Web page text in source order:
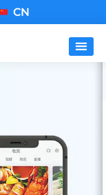
CN